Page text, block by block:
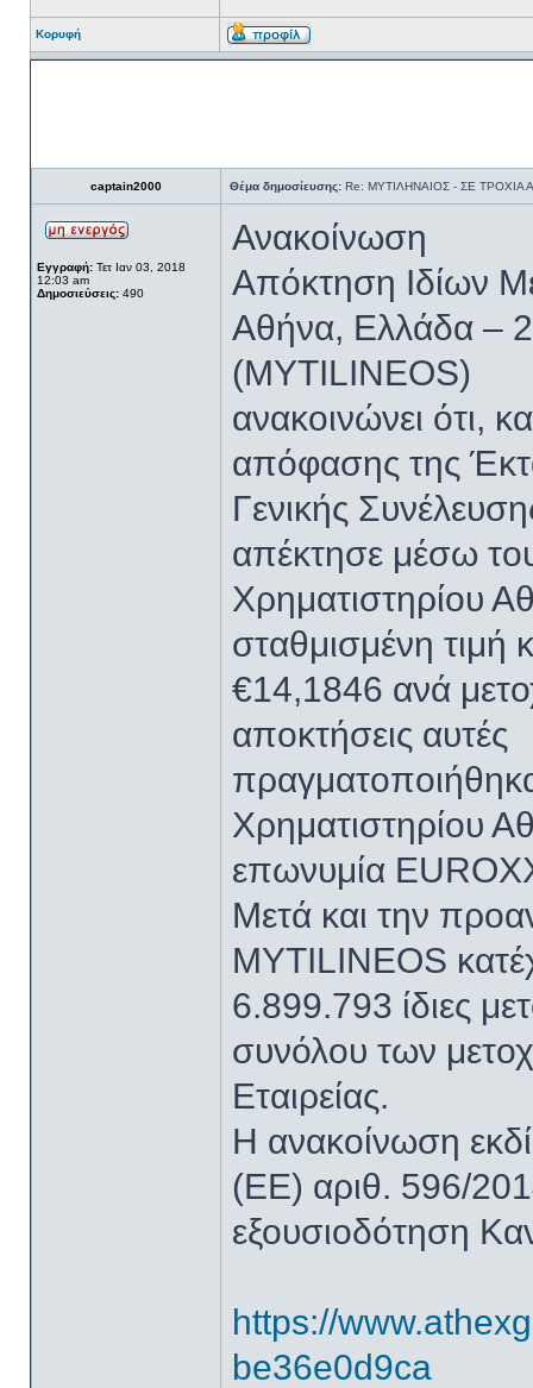
Κορυφή
captain2000 Θέμα δημοσίευσης: Re: ΜΥΤΙΛΗΝΑΙΟΣ - ΣΕ ΤΡΟΧΙΑ
Εγγραφή: Τετ Ιαν 03, 2018
12:03 am
Δημοσιεύσεις: 490
Ανακοίνωση
Απόκτηση Ιδίων
Αθήνα, Ελλάδα –
(MYTILINEOS)
ανακοινώνει ότι,
απόφασης της
Γενικής
απέκτησε μέσω
Χρηματιστηρίου
σταθμισμένη τιμή
€14,1846 ανά
αποκτήσεις αυτές
Χρηματιστηρίου
επωνυμία
Μετά και την
MYTILINEOS
6.899.793 ίδιες
συνόλου των
Εταιρείας.
Η ανακοίνωση
(ΕΕ) αριθ. 596/
εξουσιοδότηση
https://
be36e0d9ca